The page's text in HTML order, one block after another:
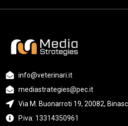
info@veterinari.it
mediastrategies@pec.it
Via M. Buonarroti 19, 20082,
P.iva: 13314350961